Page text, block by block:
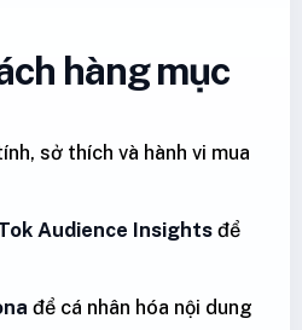
hàng mục
sở thích và hành vi mua
Audience Insightsđể
để cá nhân hóa nội dung